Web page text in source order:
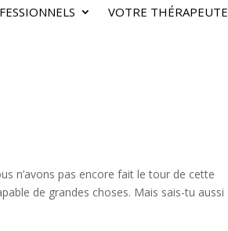
VOTRE THÉRAPEUTE
n’avons pas encore fait le tour de cette
de grandes choses. Mais sais-tu aussi